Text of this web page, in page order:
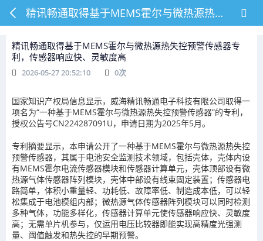
精讯畅通取得基于MEMS霍尔与微热源热失控预警传感器专利，传感器响应快、灵敏度高
精讯畅通取得基于MEMS霍尔与微热源热失控预警传感器专
利，传感器响应快、灵敏度高
2026-05-27 20:52:10 0次
国家知识产权局信息显示，威海精讯畅通电子科技有限公司取得一
项名为“一种基于MEMS霍尔与微热源热失控预警传感器”的专利，
授权公告号CN224287091U，申请日期为2025年5月。
专利摘要显示，本申请公开了一种基于MEMS霍尔与微热源热失控
预警传感器，其属于电池安全监测技术领域，包括壳体，壳体内设
有MEMS霍尔电流传感器模块和传感器计算单元，壳体顶部设有微
热源气体传感器阵列模块，壳体中部设有线束固定装置；传感器电
路简单，体积小重量轻、功耗低、故障率低、制造成本低，可以轻
松集成于电池模组内部；微热源气体传感器阵列模块可以同时检测
多种气体，功能多样化，传感器计算单元使传感器响应快、灵敏度
高；无需单片机参与，仅运用电压比较器即能实现高精度光强测
量、阈值触发和热失控的早期预警。